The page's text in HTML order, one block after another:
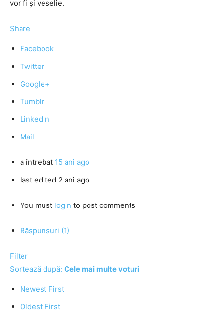
vor fi şi veselie.
Share
Facebook
Twitter
Google+
Tumblr
LinkedIn
Mail
a întrebat 15 ani ago
last edited 2 ani ago
You must login to post comments
Răspunsuri (1)
Filter
Sortează după: Cele mai multe voturi
Newest First
Oldest First